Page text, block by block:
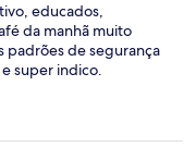
educados,
da manhã muito
padrões de segurança
super indico.